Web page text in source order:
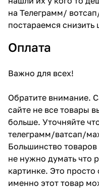
на Телеграмм/
постараемся снизить
Оплата
Важно для всех!
Обратите внимание.
сайте не все товары
больше. Уточняйте
телеграмм/ватсап/
Большинство
не нужно думать что
картинке. Это
именно этот товар